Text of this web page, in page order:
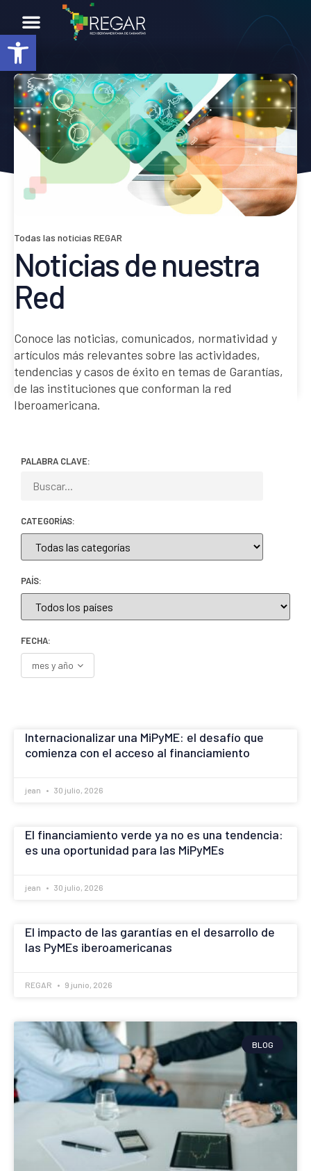
Abrir barra de herramientas
NOTICIAS VER TODAS
Todas las noticias REGAR
Noticias de nuestra
Red
Conoce las noticias, comunicados, normatividad y
artículos más relevantes sobre las actividades,
tendencias y casos de éxito en temas de Garantías,
de las instituciones que conforman la red
Iberoamericana.
PALABRA CLAVE:
CATEGORÍAS:
PAÍS:
FECHA:
mes y año
Internacionalizar una MiPyME: el desafío que
comienza con el acceso al financiamiento
jean 30 julio, 2026
El financiamiento verde ya no es una tendencia:
es una oportunidad para las MiPyMEs
jean 30 julio, 2026
El impacto de las garantías en el desarrollo de
las PyMEs iberoamericanas
REGAR 9 junio, 2026
BLOG